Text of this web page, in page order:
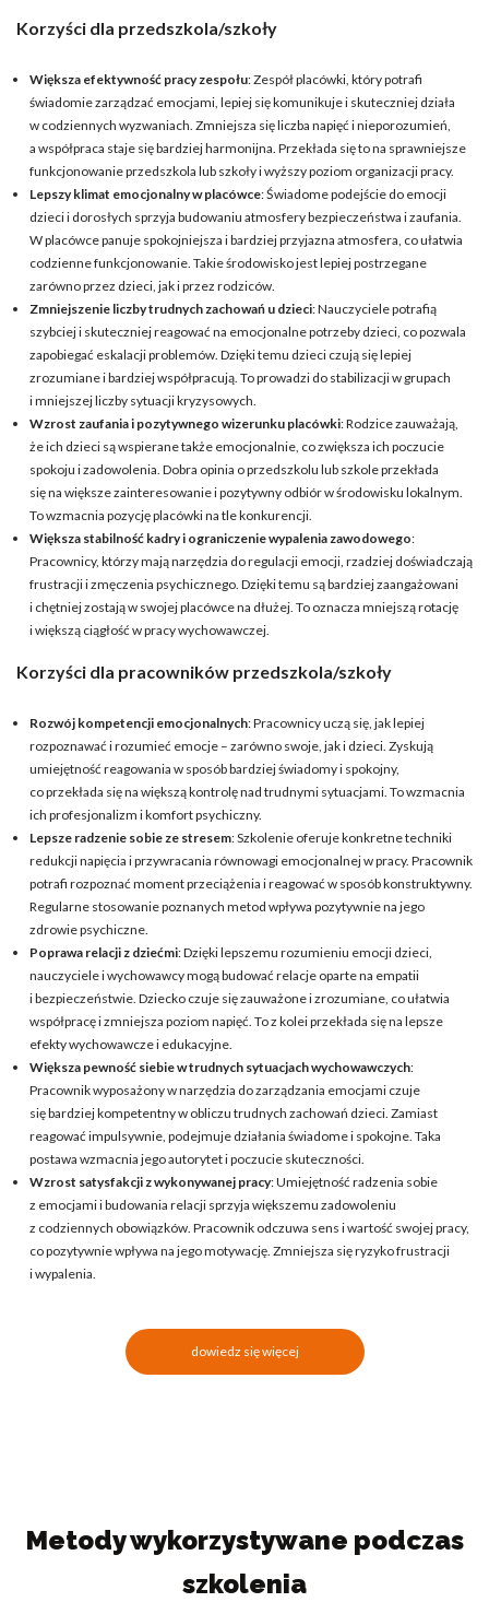
Korzyści dla przedszkola/szkoły
Większa efektywność pracy zespołu: Zespół placówki, który potrafi
świadomie zarządzać emocjami, lepiej się komunikuje i skuteczniej działa
w codziennych wyzwaniach. Zmniejsza się liczba napięć i nieporozumień,
a współpraca staje się bardziej harmonijna. Przekłada się to na sprawniejsze
funkcjonowanie przedszkola lub szkoły i wyższy poziom organizacji pracy.
Lepszy klimat emocjonalny w placówce: Świadome podejście do emocji
dzieci i dorosłych sprzyja budowaniu atmosfery bezpieczeństwa i zaufania.
W placówce panuje spokojniejsza i bardziej przyjazna atmosfera, co ułatwia
codzienne funkcjonowanie. Takie środowisko jest lepiej postrzegane
zarówno przez dzieci, jak i przez rodziców.
Zmniejszenie liczby trudnych zachowań u dzieci: Nauczyciele potrafią
szybciej i skuteczniej reagować na emocjonalne potrzeby dzieci, co pozwala
zapobiegać eskalacji problemów. Dzięki temu dzieci czują się lepiej
zrozumiane i bardziej współpracują. To prowadzi do stabilizacji w grupach
i mniejszej liczby sytuacji kryzysowych.
Wzrost zaufania i pozytywnego wizerunku placówki: Rodzice zauważają,
że ich dzieci są wspierane także emocjonalnie, co zwiększa ich poczucie
spokoju i zadowolenia. Dobra opinia o przedszkolu lub szkole przekłada
się na większe zainteresowanie i pozytywny odbiór w środowisku lokalnym.
To wzmacnia pozycję placówki na tle konkurencji.
Większa stabilność kadry i ograniczenie wypalenia zawodowego:
Pracownicy, którzy mają narzędzia do regulacji emocji, rzadziej doświadczają
frustracji i zmęczenia psychicznego. Dzięki temu są bardziej zaangażowani
i chętniej zostają w swojej placówce na dłużej. To oznacza mniejszą rotację
i większą ciągłość w pracy wychowawczej.
Korzyści dla pracowników przedszkola/szkoły
Rozwój kompetencji emocjonalnych: Pracownicy uczą się, jak lepiej
rozpoznawać i rozumieć emocje – zarówno swoje, jak i dzieci. Zyskują
umiejętność reagowania w sposób bardziej świadomy i spokojny,
co przekłada się na większą kontrolę nad trudnymi sytuacjami. To wzmacnia
ich profesjonalizm i komfort psychiczny.
Lepsze radzenie sobie ze stresem: Szkolenie oferuje konkretne techniki
redukcji napięcia i przywracania równowagi emocjonalnej w pracy. Pracownik
potrafi rozpoznać moment przeciążenia i reagować w sposób konstruktywny.
Regularne stosowanie poznanych metod wpływa pozytywnie na jego
zdrowie psychiczne.
Poprawa relacji z dziećmi: Dzięki lepszemu rozumieniu emocji dzieci,
nauczyciele i wychowawcy mogą budować relacje oparte na empatii
i bezpieczeństwie. Dziecko czuje się zauważone i zrozumiane, co ułatwia
współpracę i zmniejsza poziom napięć. To z kolei przekłada się na lepsze
efekty wychowawcze i edukacyjne.
Większa pewność siebie w trudnych sytuacjach wychowawczych:
Pracownik wyposażony w narzędzia do zarządzania emocjami czuje
się bardziej kompetentny w obliczu trudnych zachowań dzieci. Zamiast
reagować impulsywnie, podejmuje działania świadome i spokojne. Taka
postawa wzmacnia jego autorytet i poczucie skuteczności.
Wzrost satysfakcji z wykonywanej pracy: Umiejętność radzenia sobie
z emocjami i budowania relacji sprzyja większemu zadowoleniu
z codziennych obowiązków. Pracownik odczuwa sens i wartość swojej pracy,
co pozytywnie wpływa na jego motywację. Zmniejsza się ryzyko frustracji
i wypalenia.
dowiedz się więcej
Metody wykorzystywane podczas
szkolenia